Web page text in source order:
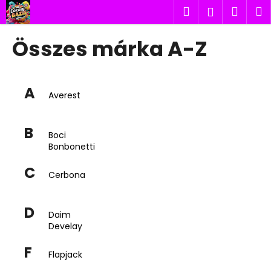
Ugrás
fő
tartalomhoz
Keresés
Összes márka A-Z
A Averest
B
Boci
Bonbonetti
C Cerbona
D
Daim
Develay
F Flapjack
K
o